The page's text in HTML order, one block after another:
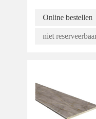
Online bestellen
niet